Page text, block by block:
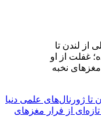
تا ژورنال‌های علمی دنیا
از فرار مغزهای